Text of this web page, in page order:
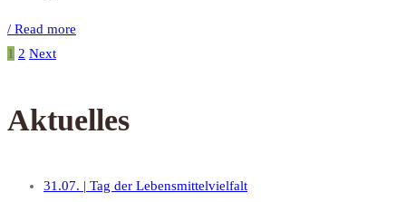
/ Read more
1 2 Next
Aktuelles
31.07. | Tag der Lebensmittelvielfalt